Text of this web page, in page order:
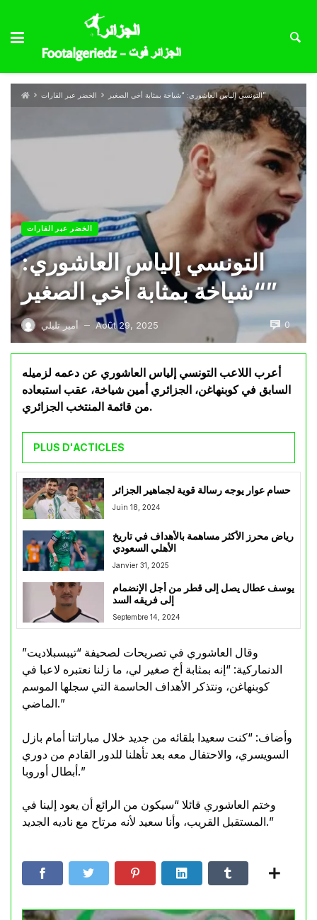
الخضر عبر القارات التونسي إلياس العاشوري: “شياخة بمثابة أخي الصغير”
الخضر عبر القارات
التونسي إلياس العاشوري:
“شياخة بمثابة أخي الصغير”
أمير تليلي — Août 29, 2025 0
أعرب اللاعب التونسي إلياس العاشوري عن دعمه لزميله
السابق في كوبنهاغن، الجزائري أمين شياخة، عقب استبعاده
من قائمة المنتخب الجزائري.
PLUS D'ACTICLES
حسام عوار يوجه رسالة قوية لجماهير الجزائر
Juin 18, 2024
رياض محرز الأكثر مساهمة بالأهداف في تاريخ
الأهلي السعودي
Janvier 31, 2025
يوسف عطال يصل إلى قطر من أجل الإنضمام
إلى فريقه السد
Septembre 14, 2024
وقال العاشوري في تصريحات لصحيفة “تيبسبلاديت”
الدنماركية: “إنه بمثابة أخ صغير لي، ما زلنا نعتبره لاعبا في
كوبنهاغن، ونتذكر الأهداف الحاسمة التي سجلها الموسم
الماضي.”
وأضاف: “كنت سعيدا بلقائه من جديد خلال مباراتنا أمام بازل
السويسري، والاحتفال معه بعد تأهلنا للدور القادم من دوري
أبطال أوروبا.”
وختم العاشوري قائلا “سيكون من الرائع أن يعود إلينا في
المستقبل القريب، وأنا سعيد لأنه مرتاح مع ناديه الجديد.”